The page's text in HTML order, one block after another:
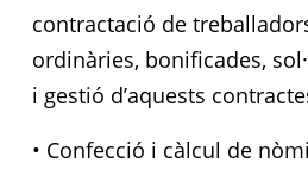
contractació de
ordinàries, bonificades,
i gestió d’aquests
• Confecció i càlcul de